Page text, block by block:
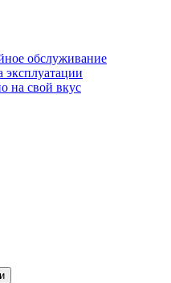
обслуживание
эксплуатации
на свой вкус